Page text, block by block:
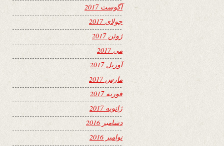
آگوست 2017
جولای 2017
ژوئن 2017
می 2017
آوریل 2017
مارس 2017
فوریه 2017
ژانویه 2017
دسامبر 2016
نوامبر 2016